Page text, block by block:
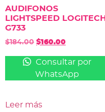
AUDIFONOS
LIGHTSPEED LOGITECH
G733
$184.00 $160.00
Consultar por
WhatsApp
Leer más